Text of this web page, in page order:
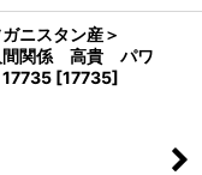
ニスタン産＞
関係 高貴 パワ
[17735]